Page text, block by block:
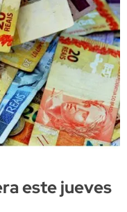
este jueves